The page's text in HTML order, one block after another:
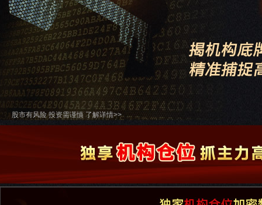
股市有风险 投资需谨慎 了解详情>>